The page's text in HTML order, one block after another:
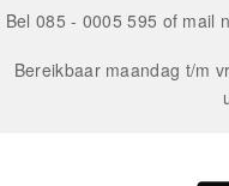
Bel 085 - 0005 595 of mail
Bereikbaar maandag t/m